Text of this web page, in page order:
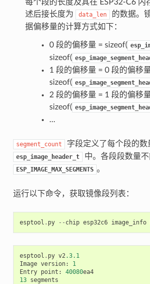
每个段的长度及其在 ESP32-C6 内
述后接长度为
data_len
的数据。
据偏移量的计算方式如下：
0 段的偏移量 = sizeof(
sizeof(
1 段的偏移量 = 0 段的偏移
sizeof(
2 段的偏移量 = 1 段的偏移
sizeof(
...
segment_count 字段定义了每个段的数
esp_image_header_t 中。各段段数量
ESP_IMAGE_MAX_SEGMENTS 。
运行以下命令，获取镜像段列表：
esptool . py -- chip esp32c6 image_info
esptool . py v2.3.1
Image version:
1
Entry point : 40080ea4
13 segments